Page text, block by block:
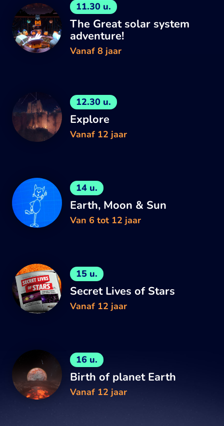
11.30 u.
The Great solar system
adventure!
Vanaf 8 jaar
12.30 u.
Explore
Vanaf 12 jaar
14 u.
Earth, Moon & Sun
Van 6 tot 12 jaar
15 u.
Secret Lives of Stars
Vanaf 12 jaar
16 u.
Birth of planet Earth
Vanaf 12 jaar